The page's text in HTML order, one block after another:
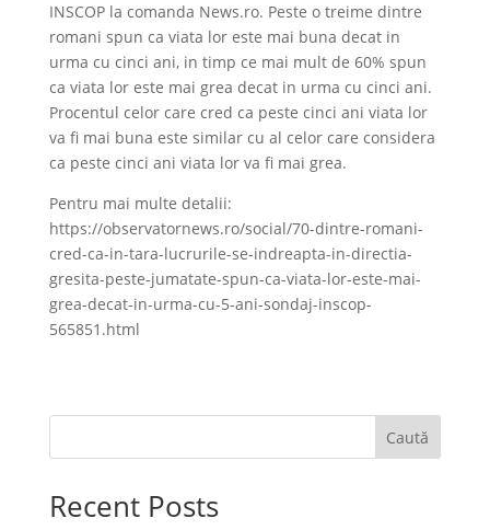
INSCOP la comanda News.ro. Peste o treime dintre
romani spun ca viata lor este mai buna decat in
urma cu cinci ani, in timp ce mai mult de 60% spun
ca viata lor este mai grea decat in urma cu cinci ani.
Procentul celor care cred ca peste cinci ani viata lor
va fi mai buna este similar cu al celor care considera
ca peste cinci ani viata lor va fi mai grea.
Pentru mai multe detalii:
https://observatornews.ro/social/70-dintre-romani-
cred-ca-in-tara-lucrurile-se-indreapta-in-directia-
gresita-peste-jumatate-spun-ca-viata-lor-este-mai-
grea-decat-in-urma-cu-5-ani-sondaj-inscop-
565851.html
Caută
Recent Posts